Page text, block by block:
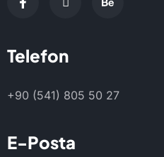
Telefon
+90 (541) 805 50 27
E-Posta